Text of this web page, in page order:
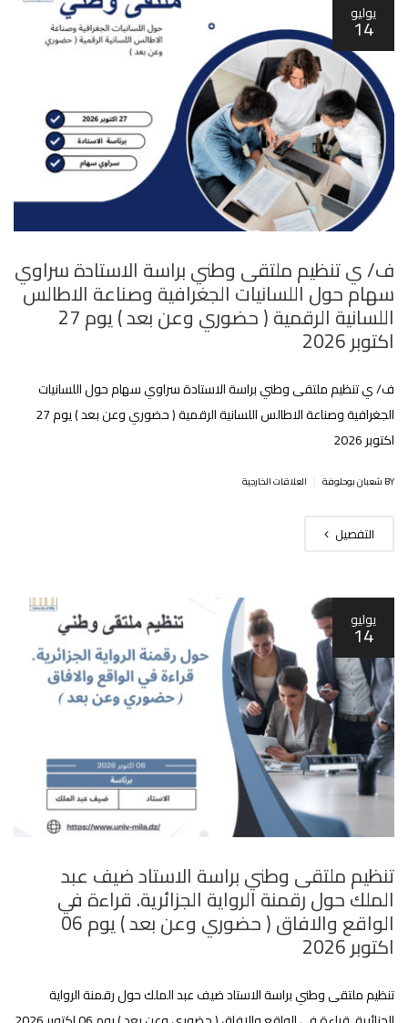
يوليو
14
ف/ ي تنظيم ملتقى وطني براسة الاستادة سراوي
سهام حول اللسانيات الجغرافية وصناعة الاطالس
اللسانية الرقمية ( حضوري وعن بعد ) يوم 27
اكتوبر 2026
ف/ ي تنظيم ملتقى وطني براسة الاستادة سراوي سهام حول اللسانيات
الجغرافية وصناعة الاطالس اللسانية الرقمية ( حضوري وعن بعد ) يوم 27
اكتوبر 2026
BY شعبان بوحلوفة العلاقات الخارجية
التفصيل
يوليو
14
تنظيم ملتقى وطني براسة الاستاد ضيف عبد
الملك حول رقمنة الرواية الجزائرية. قراءة في
الواقع والافاق ( حضوري وعن بعد ) يوم 06
اكتوبر 2026
تنظيم ملتقى وطني براسة الاستاد ضيف عبد الملك حول رقمنة الرواية